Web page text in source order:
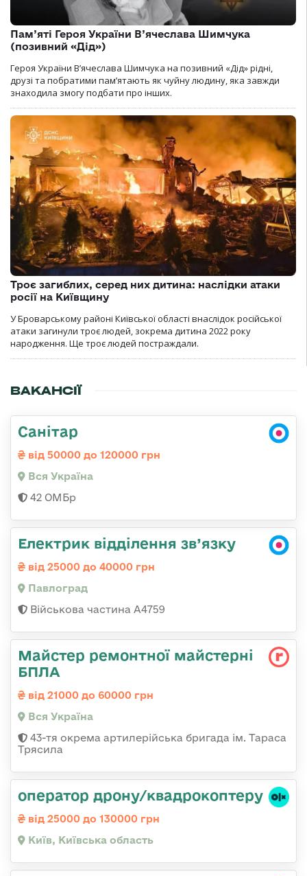
Пам’яті Героя України В’ячеслава Шимчука
(позивний «Дід»)
Героя України В’ячеслава Шимчука на позивний «Дід» рідні,
друзі та побратими пам’ятають як чуйну людину, яка завжди
знаходила змогу подбати про інших.
Троє загиблих, серед них дитина: наслідки атаки
росії на Київщину
У Броварському районі Київської області внаслідок російської
атаки загинули троє людей, зокрема дитина 2022 року
народження. Ще троє людей постраждали.
ВАКАНСІЇ
Санітар
від 50000 до 120000 грн
Вся Україна
42 ОМБр
Електрик відділення зв’язку
від 25000 до 40000 грн
Павлоград
Військова частина А4759
Майстер ремонтної майстерні
БПЛА
від 21000 до 60000 грн
Вся Україна
43-тя окрема артилерійська бригада ім. Тараса
Трясила
оператор дрону/квадрокоптеру
від 25000 до 130000 грн
Київ, Київська область